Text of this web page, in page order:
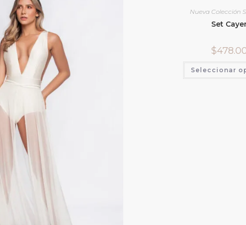
Nueva Colección
Set
$
Seleccionar